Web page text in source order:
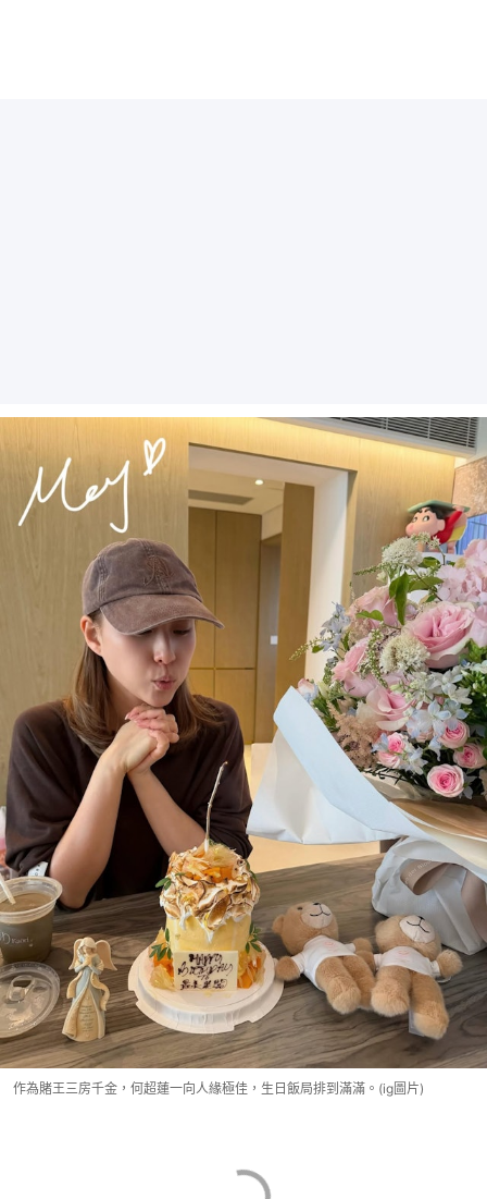
作為賭王三房千金，何超蓮一向人緣極佳，生日飯局排到滿滿。(ig圖片)